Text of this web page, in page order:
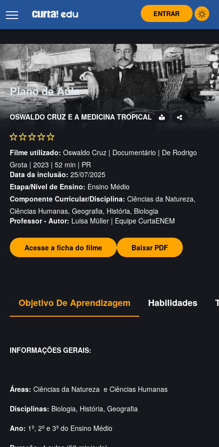
ENTRAR
Plano de Aula
OSWALDO CRUZ E A MEDICINA TROPICAL
Filme utilizado: Oswaldo Cruz | Documentário | De Rodrigo
Grota | 2023 | 52 min | PR
Data da inclusão: 25/07/2025
Etapa/Nível de Ensino: Ensino Médio
Componente Curricular/Disciplina: Ciências da Natureza,
Ciências Humanas, Geografia, História, Biologia
Professor - Autor: Luisa Müller | Equipe CurtaENEM
Acesse a ficha do filme Baixar PDF
Objetivo De Aprendizagem Habilidades
INFORMAÇÕES GERAIS:
Áreas: Ciências da Natureza e Ciências Humanas
Disciplinas: Biologia, História, Geografia
Ano: 1º, 2º e 3º do Ensino Médio